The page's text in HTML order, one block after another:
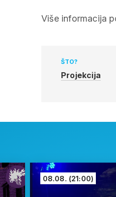
Više informacija
ŠTO?
Projekcija
08.08. (21:00)